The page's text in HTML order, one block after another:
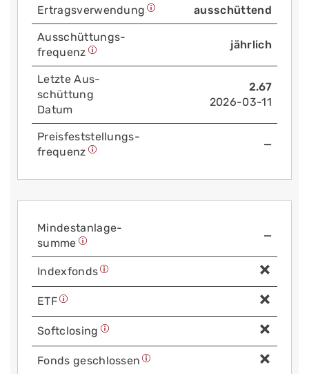
Ertrags­verwendung ausschüttend
Aus­schüttungs­
frequenz
jährlich
Letzte Aus­
schüttung
Datum
2.67
2026-03-11
Preis­fest­stellungs­
frequenz
—
Mindest­anlage­
summe
—
Index­fonds
ETF
Soft­closing
Fonds geschlossen